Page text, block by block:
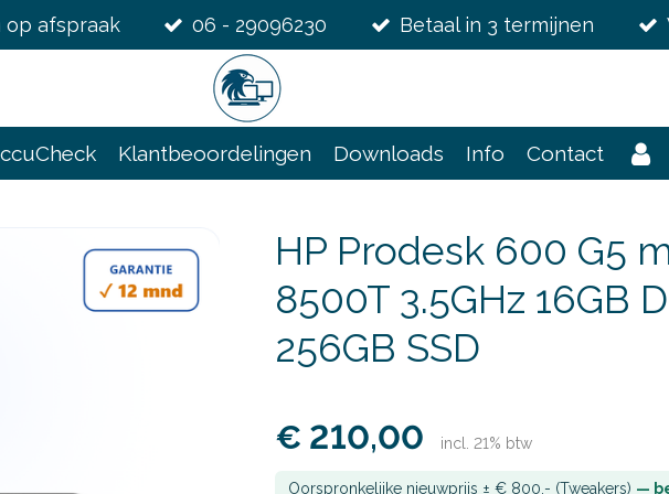
op afspraak 06 - 29096230 Betaal in 3 termijnen
Klantbeoordelingen Downloads Info Contact
HP Prodesk 600 G5
8500T 3.5GHz 16GB
256GB SSD
€ 210,00 incl. 21% btw
Oorspronkelijke nieuwprijs ± € 800,- (Tweakers) —